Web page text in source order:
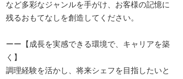
など多彩なジャンルを手がけ、お客様の記憶に
残るおもてなしを創造してください。
ーー【成長を実感できる環境で、キャリアを築
く】
調理経験を活かし、将来シェフを目指したいと